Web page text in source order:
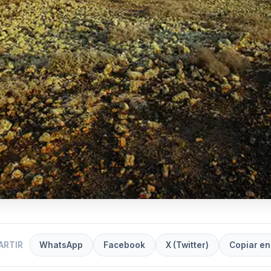
WhatsApp Facebook X (Twitter) Copiar